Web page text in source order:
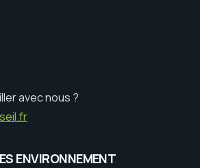
avec nous ?
ENVIRONNEMENT